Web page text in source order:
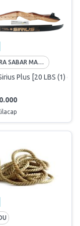
dirakit)
PUTRA SABAR MANDIRI
Plus [20 LBS (1) dan